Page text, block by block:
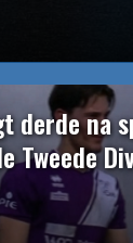
derde na
Tweede